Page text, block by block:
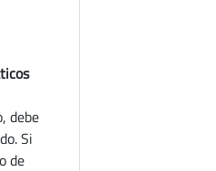
debe
Si
de